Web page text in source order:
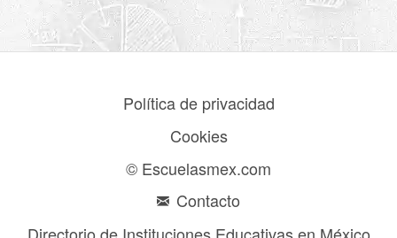
Política de privacidad
Cookies
© Escuelasmex.com
Contacto